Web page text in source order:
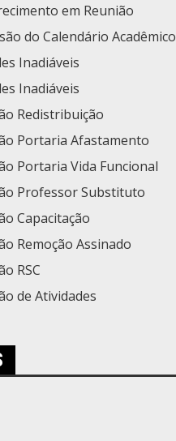
em Reunião
do Calendário Acadêmico
Inadiáveis
Inadiáveis
Redistribuição
Portaria Afastamento
Portaria Vida Funcional
Professor Substituto
Capacitação
Remoção Assinado
RSC
de Atividades